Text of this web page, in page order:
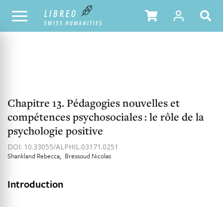
NOTRE CATALOGUE TABLE DES MATIÈRES
Chapitre 13. Pédagogies nouvelles et
compétences psychosociales : le rôle de la
psychologie positive
DOI: 10.33055/ALPHIL.03171.0251
Shankland Rebecca Bressoud Nicolas
Introduction